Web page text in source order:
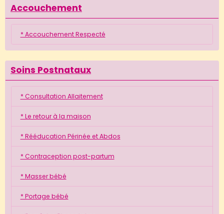
Accouchement
* Accouchement Respecté
Soins Postnataux
* Consultation Allaitement
* Le retour à la maison
* Rééducation Périnée et Abdos
* Contraception post-partum
* Masser bébé
* Portage bébé